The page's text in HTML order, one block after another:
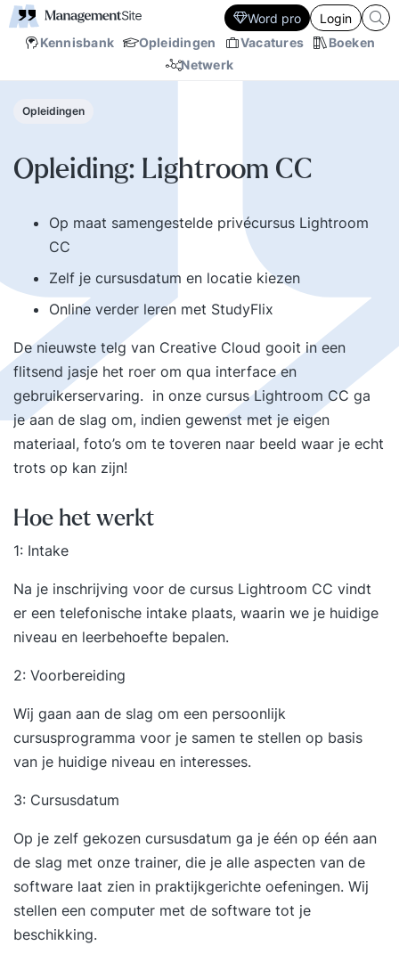
Kennisbank Opleidingen Vacatures
Boeken
Netwerk
Word pro Login
Opleidingen
Opleiding: Lightroom CC
Op maat samengestelde privécursus Lightroom
CC
Zelf je cursusdatum en locatie kiezen
Online verder leren met StudyFlix
De nieuwste telg van Creative Cloud gooit in een
flitsend jasje het roer om qua interface en
gebruikerservaring. in onze cursus Lightroom CC ga
je aan de slag om, indien gewenst met je eigen
materiaal, foto’s om te toveren naar beeld waar je echt
trots op kan zijn!
Hoe het werkt
1: Intake
Na je inschrijving voor de cursus Lightroom CC vindt
er een telefonische intake plaats, waarin we je huidige
niveau en leerbehoefte bepalen.
2: Voorbereiding
Wij gaan aan de slag om een persoonlijk
cursusprogramma voor je samen te stellen op basis
van je huidige niveau en interesses.
3: Cursusdatum
Op je zelf gekozen cursusdatum ga je één op één aan
de slag met onze trainer, die je alle aspecten van de
software laat zien in praktijkgerichte oefeningen. Wij
stellen een computer met de software tot je
beschikking.